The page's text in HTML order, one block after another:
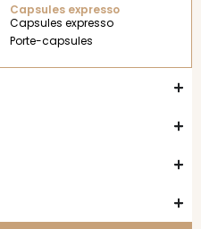
Capsules expresso
Capsules expresso
Porte-capsules